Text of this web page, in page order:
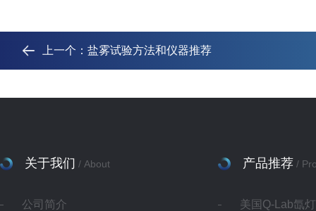
上一个： 盐雾试验方法和仪器推荐
关于我们 / About
公司简介
产品推荐 /
美国Q-Lab氙